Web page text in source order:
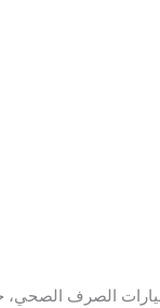
الصرف